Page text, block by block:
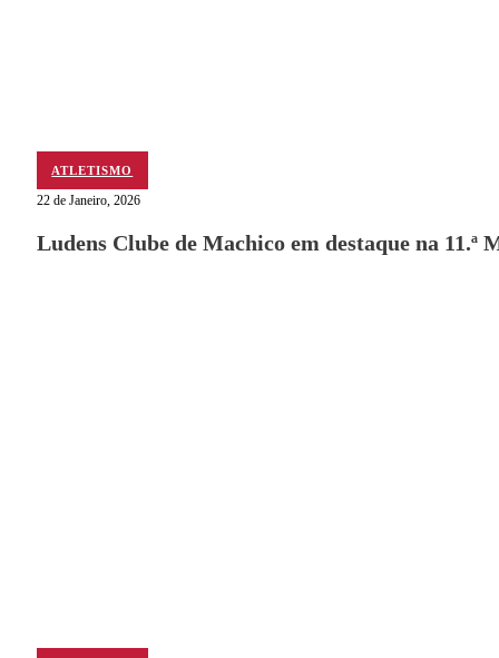
ATLETISMO
22 de Janeiro, 2026
Ludens Clube de Machico em destaque na 11.ª